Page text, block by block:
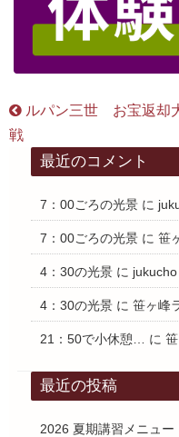
ルパン三世 お宝返却
戦
最近のコメント
7：00ごろの光景に
7：00ごろの光景に 笹
4：30の光景に jukucho
4：30の光景に 笹ヶ峰
21：50で小休憩… に
最近の投稿
2026 夏期講習メニュー